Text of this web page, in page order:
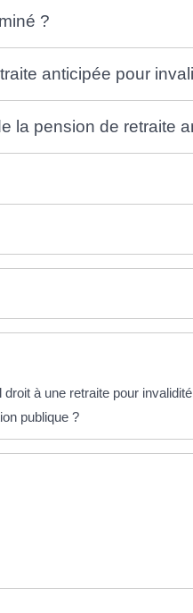
?
anticipée pour
la pension de retraite
à une retraite pour
publique ?